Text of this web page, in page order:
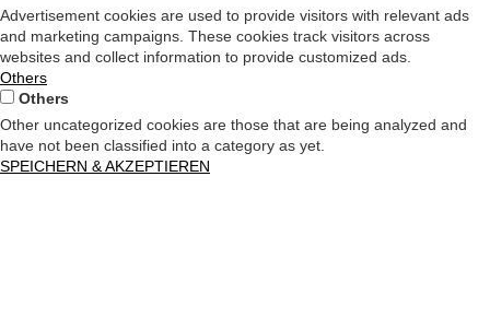
Advertisement cookies are used to provide visitors with relevant ads
and marketing campaigns. These cookies track visitors across
websites and collect information to provide customized ads.
Others
Others
Other uncategorized cookies are those that are being analyzed and
have not been classified into a category as yet.
SPEICHERN & AKZEPTIEREN